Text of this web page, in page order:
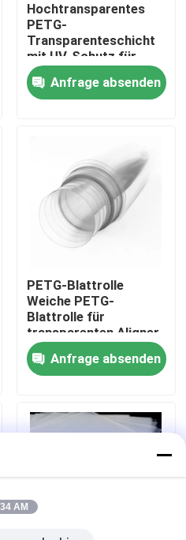
Hochtransparentes
PETG-
Transparenteschicht
mit UV-Schutz für
Gesichtsschilde
Anfrage absenden
PETG-Blattrolle
Weiche PETG-
Blattrolle für
transparenten Aligner
Anfrage absenden
AM